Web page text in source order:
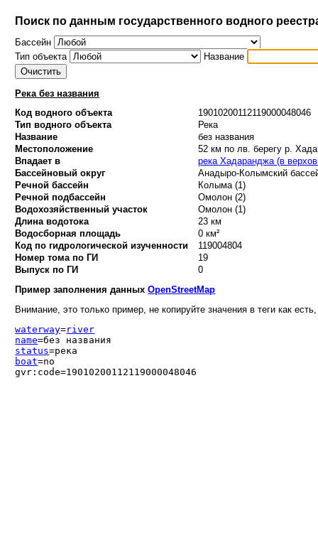
Поиск по данным государственного водного
Бассейн
Тип объекта
Название
Река без названия
Код водного объекта
19010200112119000048046
Тип водного объекта
Река
Название
без названия
Местоположение
52 км по лв. берегу р.
Впадает в
река Хадаранджа (в
Бассейновый округ
Анадыро-Колымский
Речной бассейн
Колыма (1)
Речной подбассейн
Омолон (2)
Водохозяйственный участок
Омолон (1)
Длина водотока
23 км
Водосборная площадь
0 км²
Код по гидрологической изученности
119004804
Номер тома по ГИ
19
Выпуск по ГИ
0
Пример заполнения данныхOpenStreetMap
Внимание, это только пример, не копируйте значения в теги как
waterway=river
name=без названия
status=река
boat=no
gvr:code=19010200112119000048046